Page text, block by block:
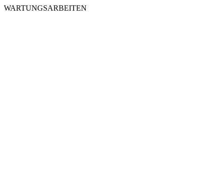
WARTUNGSARBEITEN